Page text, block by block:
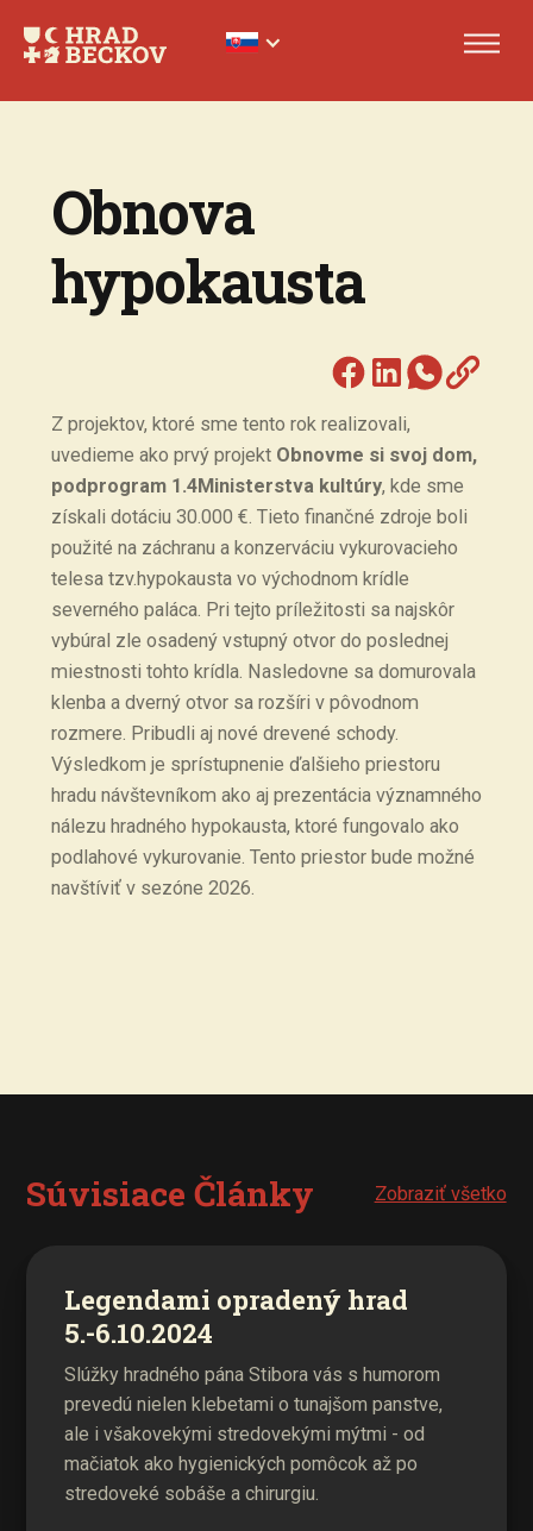
Obnova
hypokausta
Z projektov, ktoré sme tento rok realizovali,
uvedieme ako prvý projekt Obnovme si svoj dom,
podprogram 1.4Ministerstva kultúry, kde sme
získali dotáciu 30.000 €. Tieto finančné zdroje boli
použité na záchranu a konzerváciu vykurovacieho
telesa tzv.hypokausta vo východnom krídle
severného paláca. Pri tejto príležitosti sa najskôr
vybúral zle osadený vstupný otvor do poslednej
miestnosti tohto krídla. Nasledovne sa domurovala
klenba a dverný otvor sa rozšíri v pôvodnom
rozmere. Pribudli aj nové drevené schody.
Výsledkom je sprístupnenie ďalšieho priestoru
hradu návštevníkom ako aj prezentácia významného
nálezu hradného hypokausta, ktoré fungovalo ako
podlahové vykurovanie. Tento priestor bude možné
navštíviť v sezóne 2026.
Súvisiace Články Zobraziť všetko
Legendami opradený hrad
5.-6.10.2024
Slúžky hradného pána Stibora vás s humorom
prevedú nielen klebetami o tunajšom panstve,
ale i všakovekými stredovekými mýtmi - od
mačiatok ako hygienických pomôcok až po
stredoveké sobáše a chirurgiu.